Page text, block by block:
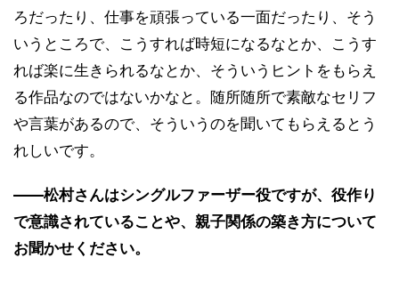
ろだったり、仕事を頑張っている一面だったり、そう
いうところで、こうすれば時短になるなとか、こうす
れば楽に生きられるなとか、そういうヒントをもらえ
る作品なのではないかなと。随所随所で素敵なセリフ
や言葉があるので、そういうのを聞いてもらえるとう
れしいです。
――松村さんはシングルファーザー役ですが、役作り
で意識されていることや、親子関係の築き方について
お聞かせください。